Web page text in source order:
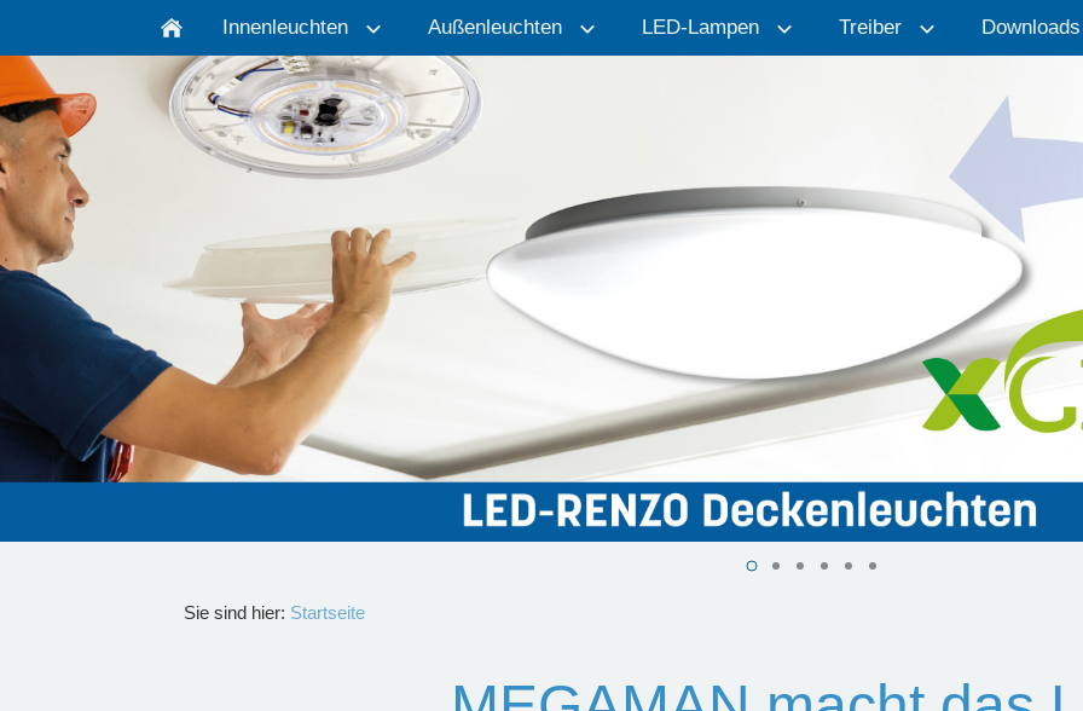
Innenleuchten Außenleuchten LED-Lampen Treiber Downloads
Sie sind hier: Startseite